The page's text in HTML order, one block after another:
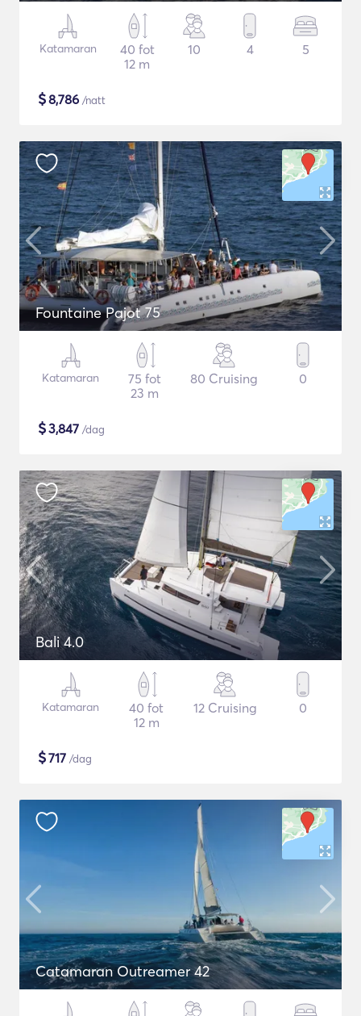
Katamaran
40 fot
12 m
10 4 5
$8,786 /natt
Fountaine Pajot 75
Katamaran
75 fot
23 m
80 Cruising 0
$3,847 /dag
Bali 4.0
Katamaran
40 fot
12 m
12 Cruising 0
$717 /dag
Catamaran Outreamer 42